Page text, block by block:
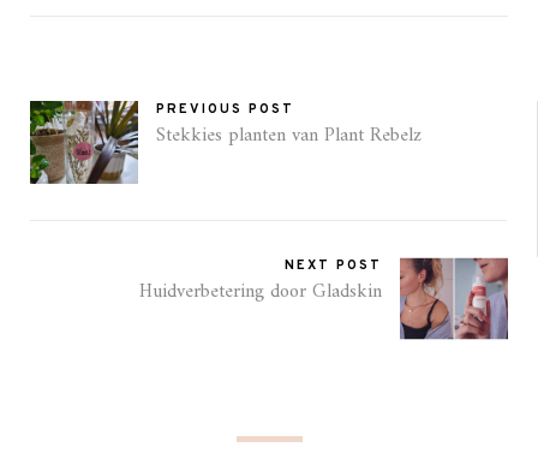
PREVIOUS POST
Stekkies planten van Plant Rebelz
NEXT POST
Huidverbetering door Gladskin